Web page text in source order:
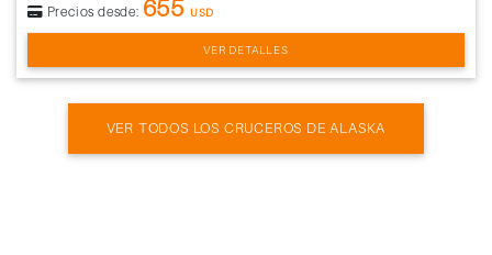
Precios desde: 655 USD
VER DETALLES
VER TODOS LOS CRUCEROS DE ALASKA